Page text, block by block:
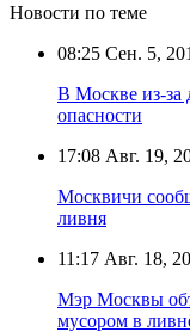
Новости по теме
08:25 Сен. 5,
В Москве из-за
опасности
17:08 Авг. 19,
Москвичи
ливня
11:17 Авг. 18,
Мэр Москвы
мусором в